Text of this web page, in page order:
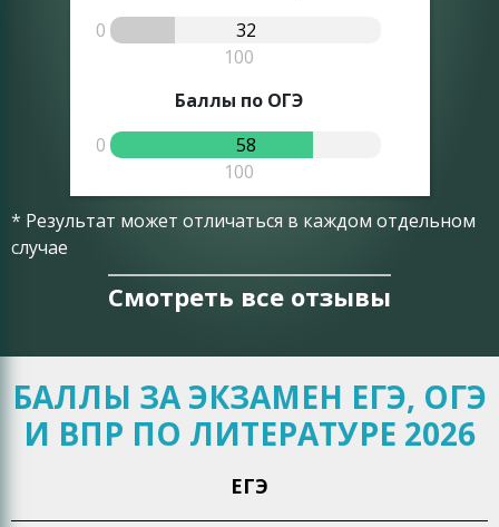
0
32
100
Баллы по ОГЭ
0
58
100
* Результат может отличаться в каждом отдельном
случае
Смотреть все отзывы
БАЛЛЫ ЗА ЭКЗАМЕН ЕГЭ, ОГЭ
И ВПР ПО ЛИТЕРАТУРЕ 2026
ЕГЭ